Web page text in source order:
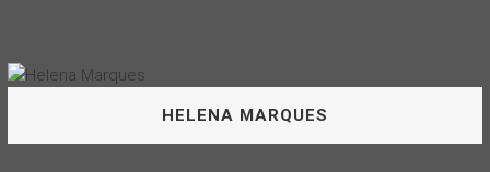
HELENA MARQUES